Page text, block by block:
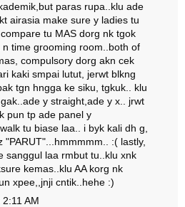
paras rupa..klu ade
airasia make sure y ladies tu
tu MAS dorg nk tgok
time grooming room..both of
compulsory dorg akn cek
kaki smpai lutut, jerwt blkng
tgn hngga ke siku, tgkuk.. klu
y straight,ade y x.. jrwt
pun tp ade panel y
tu biase laa.. i byk kali dh g,
"PARUT"...hmmmmm.. :( lastly,
sanggul laa rmbut tu..klu xnk
kemas..klu AA korg nk
xpee,,jnji cntik..hehe :)
AM